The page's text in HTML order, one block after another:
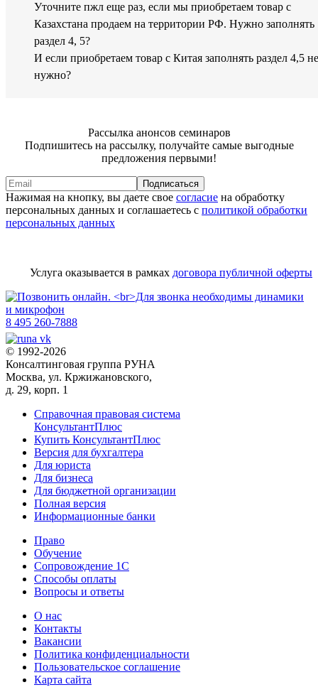
Уточните пжл еще раз, если мы приобретаем товар с
Казахстана продаем на территории РФ. Нужно заполнять
раздел 4, 5?
И если приобретаем товар с Китая заполнять раздел 4,5 не
нужно?
Рассылка анонсов семинаров
Подпишитесь на рассылку, получайте самые выгодные
предложения первыми!
Подписаться
Нажимая на кнопку, вы даете свое согласие на обработку
персональных данных и соглашаетесь с политикой обработки
персональных данных
Услуга оказывается в рамках договора публичной оферты
8 495 260-7888
© 1992-2026
Консалтинговая группа РУНА
Москва, ул. Кржижановского,
д. 29, корп. 1
Справочная правовая система
КонсультантПлюс
Купить КонсультантПлюс
Версия для бухгалтера
Для юриста
Для бизнеса
Для бюджетной организации
Полная версия
Информационные банки
Право
Обучение
Сопровождение 1С
Способы оплаты
Вопросы и ответы
О нас
Контакты
Вакансии
Политика конфиденциальности
Пользовательское соглашение
Карта сайта